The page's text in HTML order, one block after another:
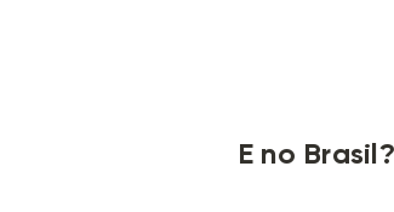
E no Brasil?